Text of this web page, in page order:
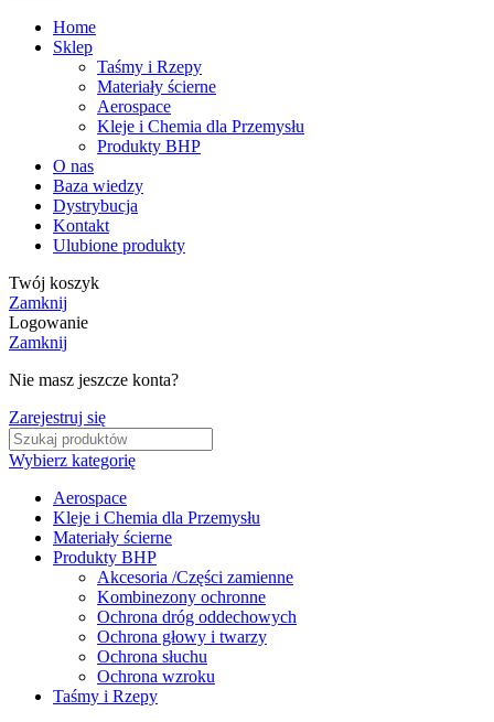
Home
Sklep
Taśmy i Rzepy
Materiały ścierne
Aerospace
Kleje i Chemia dla Przemysłu
Produkty BHP
O nas
Baza wiedzy
Dystrybucja
Kontakt
Ulubione produkty
Twój koszyk
Zamknij
Logowanie
Zamknij
Nie masz jeszcze konta?
Zarejestruj się
Wybierz kategorię
Aerospace
Kleje i Chemia dla Przemysłu
Materiały ścierne
Produkty BHP
Akcesoria /Części zamienne
Kombinezony ochronne
Ochrona dróg oddechowych
Ochrona głowy i twarzy
Ochrona słuchu
Ochrona wzroku
Taśmy i Rzepy